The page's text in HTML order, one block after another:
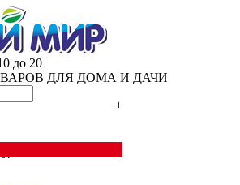
до 20
ДЛЯ ДОМА И ДАЧИ
и грызунов
+